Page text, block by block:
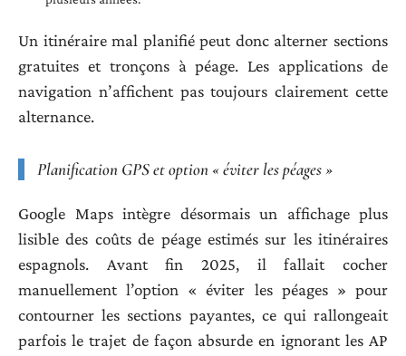
Un itinéraire mal planifié peut donc alterner sections
gratuites et tronçons à péage. Les applications de
navigation n’affichent pas toujours clairement cette
alternance.
Planification GPS et option « éviter les péages »
Google Maps intègre désormais un affichage plus
lisible des coûts de péage estimés sur les itinéraires
espagnols. Avant fin 2025, il fallait cocher
manuellement l’option « éviter les péages » pour
contourner les sections payantes, ce qui rallongeait
parfois le trajet de façon absurde en ignorant les AP